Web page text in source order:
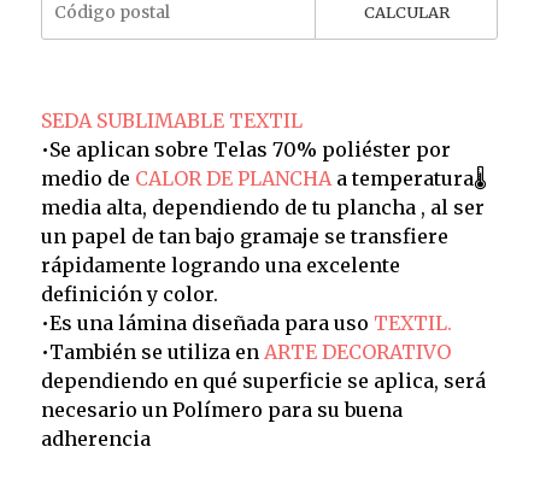
CALCULAR
SEDA SUBLIMABLE TEXTIL
•Se aplican sobre Telas 70% poliéster por
medio de CALOR DE PLANCHA a temperatura🌡️
media alta, dependiendo de tu plancha , al ser
un papel de tan bajo gramaje se transfiere
rápidamente logrando una excelente
definición y color.
•Es una lámina diseñada para uso TEXTIL.
•También se utiliza en ARTE DECORATIVO
dependiendo en qué superficie se aplica, será
necesario un Polímero para su buena
adherencia